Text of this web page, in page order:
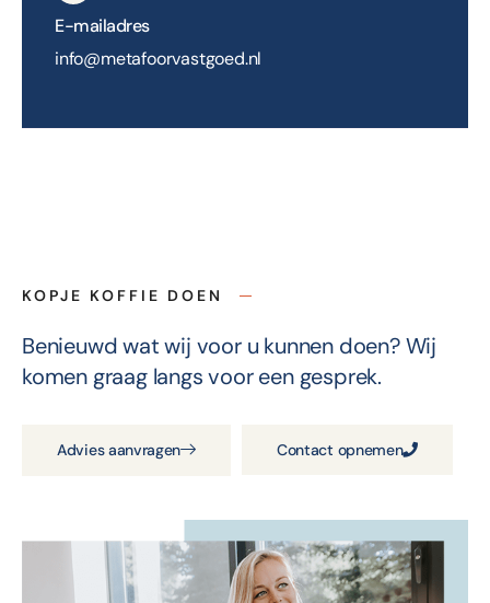
E-mailadres
info@metafoorvastgoed.nl
KOPJE KOFFIE DOEN
Benieuwd wat wij voor u kunnen doen? Wij
komen graag langs voor een gesprek.
Advies aanvragen Contact opnemen